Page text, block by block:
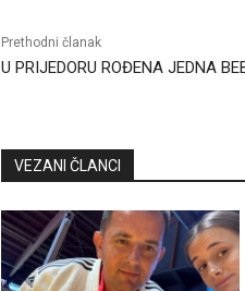
Prethodni članak
U PRIJEDORU ROĐENA JEDNA
VEZANI ČLANCI